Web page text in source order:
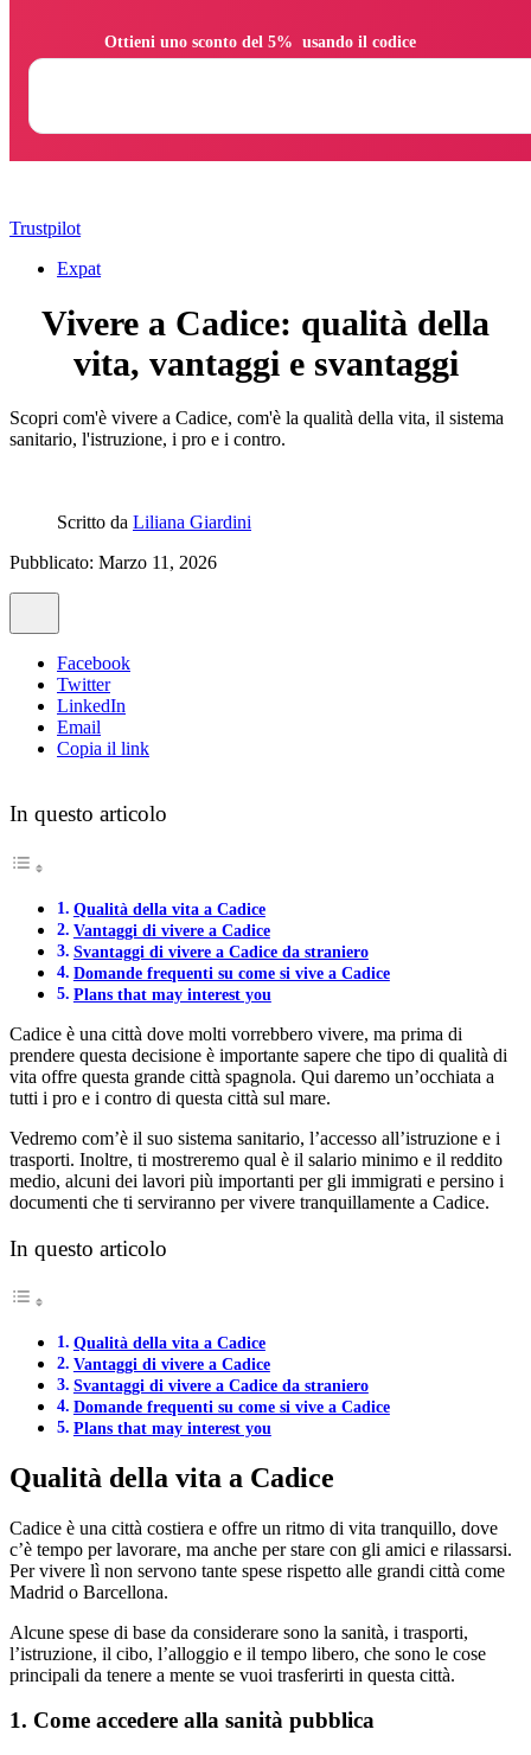
Trustpilot
Expat
Vivere a Cadice: qualità della
vita, vantaggi e svantaggi
Scopri com'è vivere a Cadice, com'è la qualità della vita, il sistema
sanitario, l'istruzione, i pro e i contro.
Scritto da Liliana Giardini
Pubblicato: Marzo 11, 2026
Facebook
Twitter
LinkedIn
Email
Copia il link
In questo articolo
Qualità della vita a Cadice
Vantaggi di vivere a Cadice
Svantaggi di vivere a Cadice da straniero
Domande frequenti su come si vive a Cadice
Plans that may interest you
Cadice è una città dove molti vorrebbero vivere, ma prima di
prendere questa decisione è importante sapere che tipo di qualità di
vita offre questa grande città spagnola. Qui daremo un’occhiata a
tutti i pro e i contro di questa città sul mare.
Vedremo com’è il suo sistema sanitario, l’accesso all’istruzione e i
trasporti. Inoltre, ti mostreremo qual è il salario minimo e il reddito
medio, alcuni dei lavori più importanti per gli immigrati e persino i
documenti che ti serviranno per vivere tranquillamente a Cadice.
In questo articolo
Qualità della vita a Cadice
Vantaggi di vivere a Cadice
Svantaggi di vivere a Cadice da straniero
Domande frequenti su come si vive a Cadice
Plans that may interest you
Qualità della vita a Cadice
Cadice è una città costiera e offre un ritmo di vita tranquillo, dove
c’è tempo per lavorare, ma anche per stare con gli amici e rilassarsi.
Per vivere lì non servono tante spese rispetto alle grandi città come
Madrid o Barcellona.
Alcune spese di base da considerare sono la sanità, i trasporti,
l’istruzione, il cibo, l’alloggio e il tempo libero, che sono le cose
principali da tenere a mente se vuoi trasferirti in questa città.
1. Come accedere alla sanità pubblica